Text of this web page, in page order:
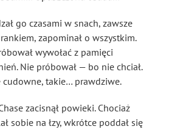
go czasami w snach, zawsze
zapominał o wszystkim.
wywołać z pamięci
Nie próbował — bo nie chciał.
cudowne, takie… prawdziwe.
zacisnął powieki. Chociaż
sobie na łzy, wkrótce poddał się